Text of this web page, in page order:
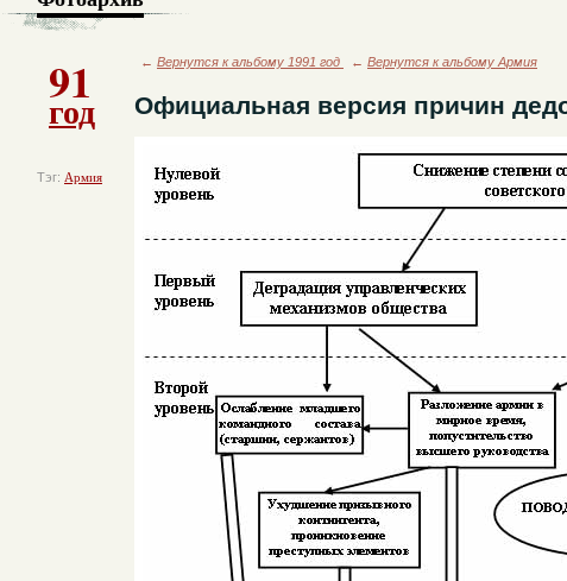
91
год
Тэг: Армия
← Вернутся к альбому 1991 год ← Вернутся к альбому Армия
Официальная версия причин